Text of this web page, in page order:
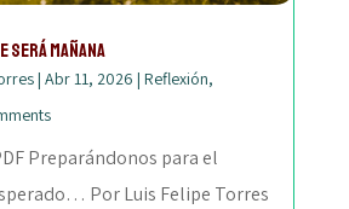
será mañana
| Abr 11, 2026 | Reflexión,
Preparándonos para el
Por Luis Felipe Torres